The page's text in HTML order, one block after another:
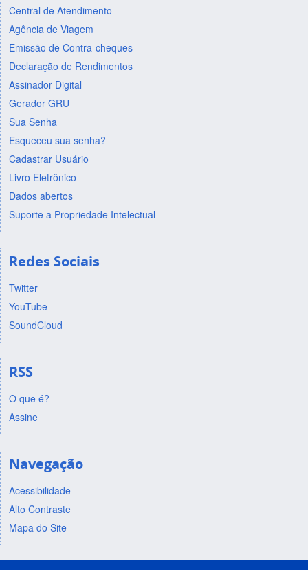
Central de Atendimento
Agência de Viagem
Emissão de Contra-cheques
Declaração de Rendimentos
Assinador Digital
Gerador GRU
Sua Senha
Esqueceu sua senha?
Cadastrar Usuário
Livro Eletrônico
Dados abertos
Suporte a Propriedade Intelectual
Redes Sociais
Twitter
YouTube
SoundCloud
RSS
O que é?
Assine
Navegação
Acessibilidade
Alto Contraste
Mapa do Site